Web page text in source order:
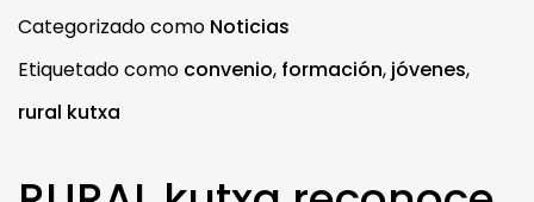
Categorizado como Noticias
Etiquetado como convenio, formación, jóvenes,
rural kutxa